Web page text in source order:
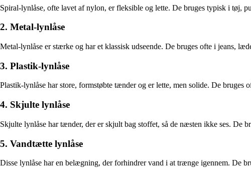
Spiral-lynlåse, ofte lavet af nylon, er fleksible og lette. De bruges typisk i tøj,
2. Metal-lynlåse
Metal-lynlåse er stærke og har et klassisk udseende. De bruges ofte i jeans,
3. Plastik-lynlåse
Plastik-lynlåse har store, formstøbte tænder og er lette, men solide. De
4. Skjulte lynlåse
Skjulte lynlåse har tænder, der er skjult bag stoffet, så de næsten ikke ses. De
5. Vandtætte lynlåse
Disse lynlåse har en belægning, der forhindrer vand i at trænge igennem. De